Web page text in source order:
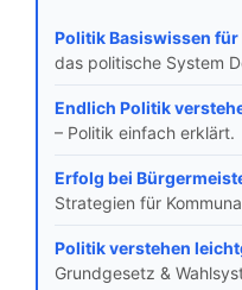
Politik Basiswissen
das politische System
Endlich Politik
– Politik einfach erklärt.
Erfolg bei
Strategien für
Politik verstehen
Grundgesetz &